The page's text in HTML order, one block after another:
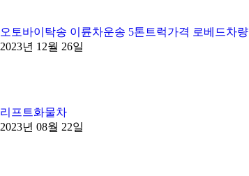
오토바이탁송 이륜차운송 5톤트럭가격 로베드차량
2023년 12월 26일
리프트화물차
2023년 08월 22일